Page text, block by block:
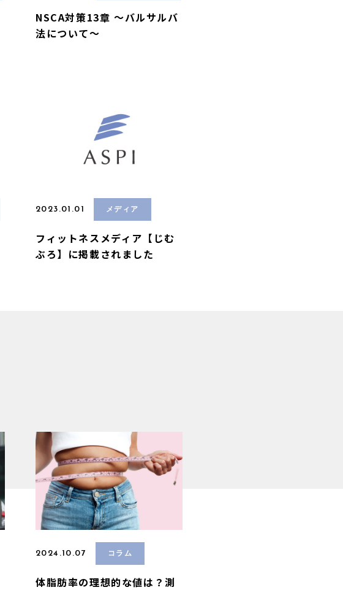
NSCA対策13章 〜バルサルバ
法について〜
2023.01.01 メディア
フィットネスメディア【じむ
ぶろ】に掲載されました
2024.10.07 コラム
体脂肪率の理想的な値は？測